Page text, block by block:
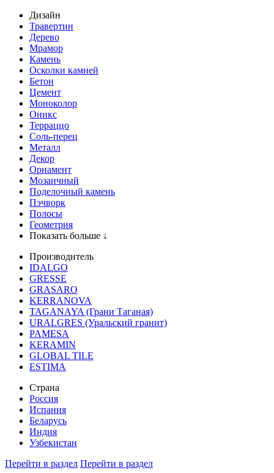
Дизайн
Травертин
Дерево
Мрамор
Камень
Осколки камней
Бетон
Цемент
Моноколор
Оникс
Терраццо
Соль-перец
Металл
Декор
Орнамент
Мозаичный
Поделочный камень
Пэчворк
Полосы
Геометрия
Показать больше ↓
Производитель
IDALGO
GRESSE
GRASARO
KERRANOVA
TAGANAYA (Грани Таганая)
URALGRES (Уральский гранит)
PAMESA
KERAMIN
GLOBAL TILE
ESTIMA
Страна
Россия
Испания
Беларусь
Индия
Узбекистан
Перейти в раздел Перейти в раздел